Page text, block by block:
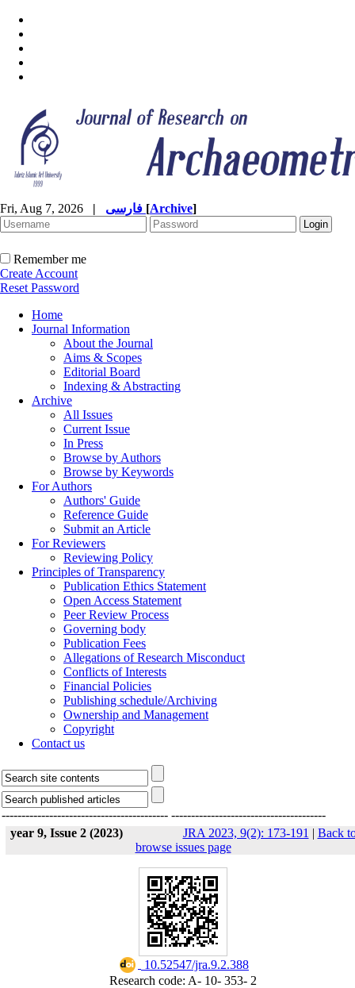
Fri, Aug 7, 2026 | [Archive]
Remember me
Create Account
Reset Password
Home
Journal Information
About the Journal
Aims & Scopes
Editorial Board
Indexing & Abstracting
Archive
All Issues
Current Issue
In Press
Browse by Authors
Browse by Keywords
For Authors
Authors' Guide
Reference Guide
Submit an Article
For Reviewers
Reviewing Policy
Principles of Transparency
Publication Ethics Statement
Open Access Statement
Peer Review Process
Governing body
Publication Fees
Allegations of Research Misconduct
Conflicts of Interests
Financial Policies
Publishing schedule/Archiving
Ownership and Management
Copyright
Contact us
------------------------------------------ ---------------------------------------
year 9, Issue 2 (2023)
JRA 2023, 9(2): 173-191 | Back
browse issues page
‎ 10.52547/jra.9.2.388
Research code: A- 10- 353- 2